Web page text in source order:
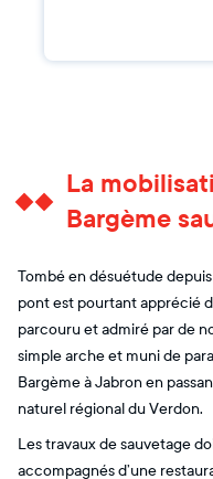
La
Bargème
Tombé en désuétude
pont est pourtant apprécié
parcouru et admiré par de
simple arche et muni de
Bargème à Jabron en
naturel régional du Verdon.
Les travaux de sauvetage
accompagnés d’une